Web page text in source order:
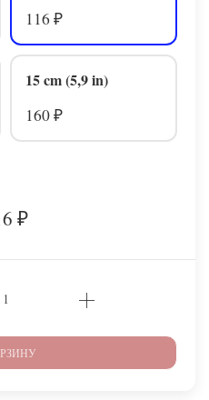
116 ₽
15 cm (5,9 in)
160 ₽
₽